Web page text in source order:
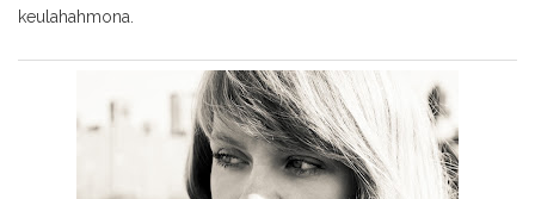
keulahahmona.